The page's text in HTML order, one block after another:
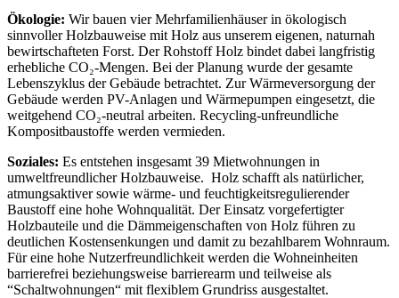
Ökologie: Wir bauen vier Mehrfamilienhäuser in ökologisch
sinnvoller Holzbauweise mit Holz aus unserem eigenen, naturnah
bewirtschafteten Forst. Der Rohstoff Holz bindet dabei langfristig
erhebliche CO₂-Mengen. Bei der Planung wurde der gesamte
Lebenszyklus der Gebäude betrachtet. Zur Wärmeversorgung der
Gebäude werden PV-Anlagen und Wärmepumpen eingesetzt, die
weitgehend CO₂-neutral arbeiten. Recycling-unfreundliche
Kompositbaustoffe werden vermieden.
Soziales: Es entstehen insgesamt 39 Mietwohnungen in
umweltfreundlicher Holzbauweise. Holz schafft als natürlicher,
atmungsaktiver sowie wärme- und feuchtigkeitsregulierender
Baustoff eine hohe Wohnqualität. Der Einsatz vorgefertigter
Holzbauteile und die Dämmeigenschaften von Holz führen zu
deutlichen Kostensenkungen und damit zu bezahlbarem Wohnraum.
Für eine hohe Nutzerfreundlichkeit werden die Wohneinheiten
barrierefrei beziehungsweise barrierearm und teilweise als
“Schaltwohnungen“ mit flexiblem Grundriss ausgestaltet.